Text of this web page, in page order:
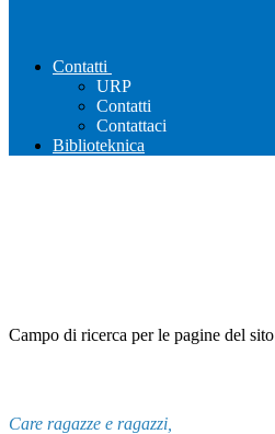
Contatti
URP
Contatti
Contattaci
Biblioteknica
Campo di ricerca per le pagine del sito
Care ragazze e ragazzi,